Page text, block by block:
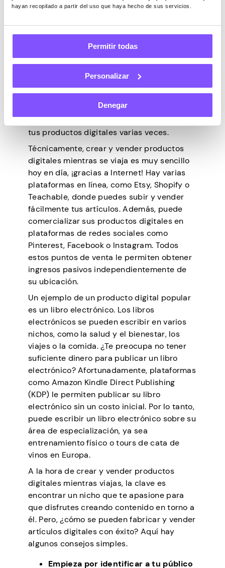
hayan recopilado a partir del uso que haya hecho de sus servicios.
Permitir todas
Personalizar
Denegar
plantillas de diseño, arte digital, gráficos,
plantillas de presentación, impresiones
digitales y muchos más. ¿Qué hace que
esta empresa sea interesante? Bueno,
después de crear un artículo digital, no
tiene que incurrir en ningún costo adicional.
con la fabricación del artículo, así como
con la entrega a un cliente. ¡Lo envías por
correo electrónico! Además, puedes vender
tus productos digitales varias veces.
Técnicamente, crear y vender productos
digitales mientras se viaja es muy sencillo
hoy en día, ¡gracias a Internet! Hay varias
plataformas en línea, como Etsy, Shopify o
Teachable, donde puedes subir y vender
fácilmente tus artículos. Además, puede
comercializar sus productos digitales en
plataformas de redes sociales como
Pinterest, Facebook o Instagram. Todos
estos puntos de venta le permiten obtener
ingresos pasivos independientemente de
su ubicación.
Un ejemplo de un producto digital popular
es un libro electrónico. Los libros
electrónicos se pueden escribir en varios
nichos, como la salud y el bienestar, los
viajes o la comida. ¿Te preocupa no tener
suficiente dinero para publicar un libro
electrónico? Afortunadamente, plataformas
como Amazon Kindle Direct Publishing
(KDP) le permiten publicar su libro
electrónico sin un costo inicial. Por lo tanto,
puede escribir un libro electrónico sobre su
área de especialización, ya sea
entrenamiento físico o tours de cata de
vinos en Europa.
A la hora de crear y vender productos
digitales mientras viajas, la clave es
encontrar un nicho que te apasione para
que disfrutes creando contenido en torno a
él. Pero, ¿cómo se pueden fabricar y vender
artículos digitales con éxito? Aquí hay
algunos consejos simples.
Empieza por identificar a tu público